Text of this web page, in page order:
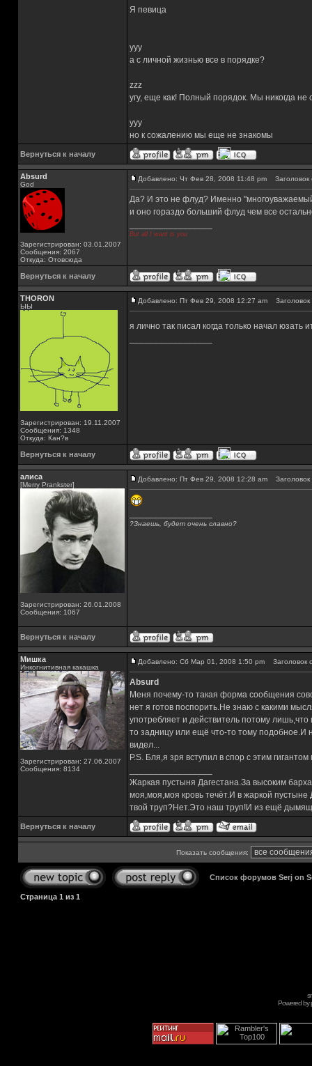
Я певица
yyy
а с личной жизнью все в порядке?
zzz
угу, еще как! Полный порядок. Мы никогда
yyy
но к сожалению мы еще не знакомы
Вернуться к началу
Absurd
God
Зарегистрирован: 03.01.2007
Сообщения: 2067
Откуда: Отовсюда
Добавлено: Чт Фев 28, 2008 11:48 pm Заголовок
Да? И это не флуд? Именно
и оно гораздо больший флуд чем все
But all I want is you
Вернуться к началу
THORON
ЫЫ
Зарегистрирован: 19.11.2007
Сообщения: 1348
Откуда: Кан?в
Добавлено: Пт Фев 29, 2008 12:27 am
я лично так писал когда только начал юзать
Вернуться к началу
алиса
[Merry Prankster]
Зарегистрирован: 26.01.2008
Сообщения: 1067
Добавлено: Пт Фев 29, 2008 12:28 am
?Знаешь, будет очень славно?
Вернуться к началу
Мишка
Инкогнитивная какашка
Зарегистрирован: 27.06.2007
Сообщения: 8134
Добавлено: Сб Мар 01, 2008 1:50 pm Заголовок
Absurd
Меня почему-то такая форма сообщения
нет я готов поспорить.Не знаю с какими
употребляет и действитель потому лишь,что
то задницу или ещё что-то тому подобное.И
видел...
P.S. Бля,я зря вступил в спор с этим
Жаркая пустыня Дагестана.За высоким
моя,моя,моя кровь течёт.И в жаркой
твой труп?Нет.Это наш труп!И из ещё
Вернуться к началу
Показать сообщения:
Список форумов Serj on
Страница 1 из 1
Powered by